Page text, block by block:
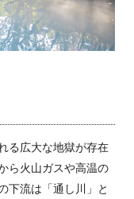
る広大な地獄が存在
ら火山ガスや高温の
下流は「通し川」と